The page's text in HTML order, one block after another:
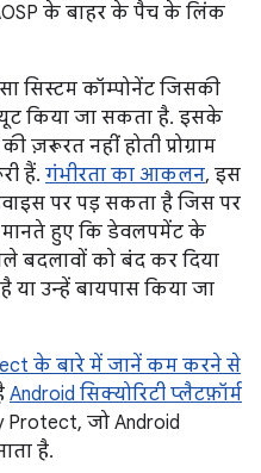
के बाहर के पैच के लिंक
सिस्टम कॉम्पोनेंट जिसकी
किया जा सकता है. इसके
ज़रूरत नहीं होती प्रोग्राम
हैं. गंभीरता का आकलन, इस
पर पड़ सकता है जिस पर
मानते हुए कि डेवलपमेंट के
बदलावों को बंद कर दिया
या उन्हें बायपास किया जा
के बारे में जानें कम करने से
Android सिक्योरिटी प्लैटफ़ॉर्म
Protect, जो Android
है.